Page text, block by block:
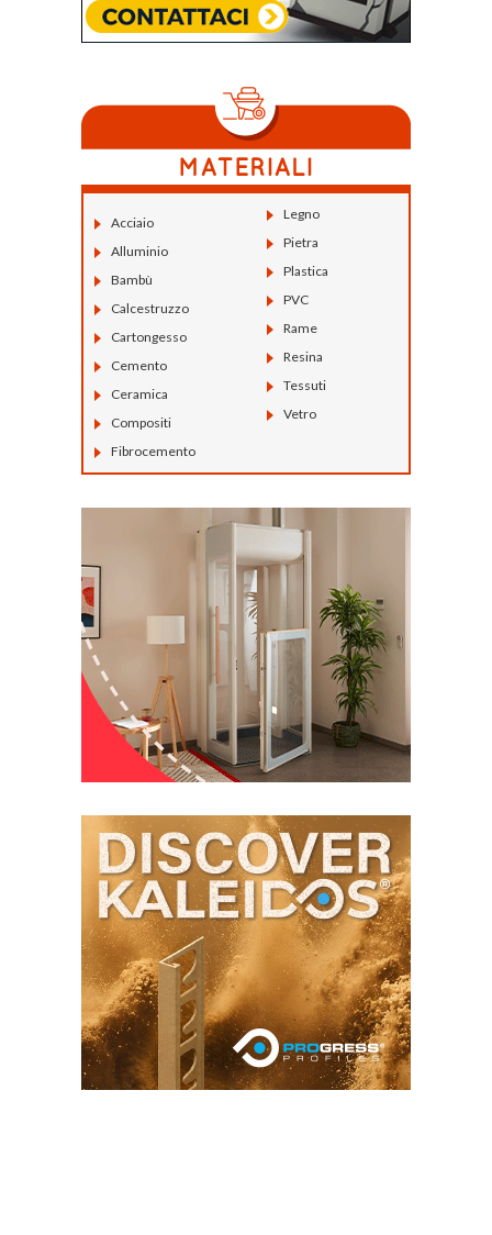
Acciaio
Alluminio
Bambù
Calcestruzzo
Cartongesso
Cemento
Ceramica
Compositi
Fibrocemento
Legno
Pietra
Plastica
PVC
Rame
Resina
Tessuti
Vetro